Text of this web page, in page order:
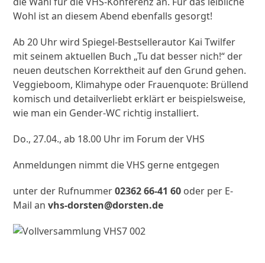
Wohl ist an diesem Abend ebenfalls gesorgt!
Ab 20 Uhr wird Spiegel-Bestsellerautor Kai Twilfer
mit seinem aktuellen Buch „Tu dat besser nich!“ der
neuen deutschen Korrektheit auf den Grund gehen.
Veggieboom, Klimahype oder Frauenquote: Brüllend
komisch und detailverliebt erklärt er beispielsweise,
wie man ein Gender-WC richtig installiert.
Do., 27.04., ab 18.00 Uhr im Forum der VHS
Anmeldungen nimmt die VHS gerne entgegen
unter der Rufnummer02362 66-41 60 oder per E-
Mail anvhs-dorsten@dorsten.de